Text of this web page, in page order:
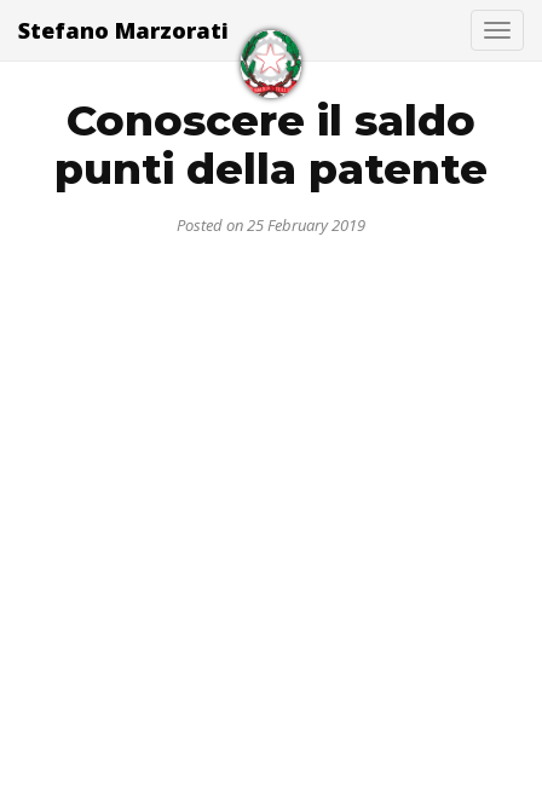
Stefano Marzorati
Conoscere il saldo
punti della patente
Posted on 25 February 2019